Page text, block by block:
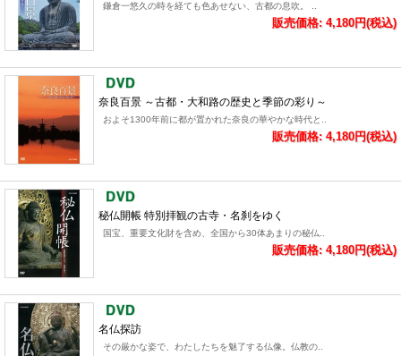
鎌倉一悠久の時を経ても色あせない、古都の息吹。 ..
販売価格: 4,180円(税込)
奈良百景 ～古都・大和路の歴史と季節の彩り～
およそ1300年前に都が置かれた奈良の華やかな時代と..
販売価格: 4,180円(税込)
秘仏開帳 特別拝観の古寺・名刹をゆく
国宝、重要文化財を含め、全国から30体あまりの秘仏..
販売価格: 4,180円(税込)
名仏探訪
その厳かな姿で、わたしたちを魅了する仏像。仏教の..